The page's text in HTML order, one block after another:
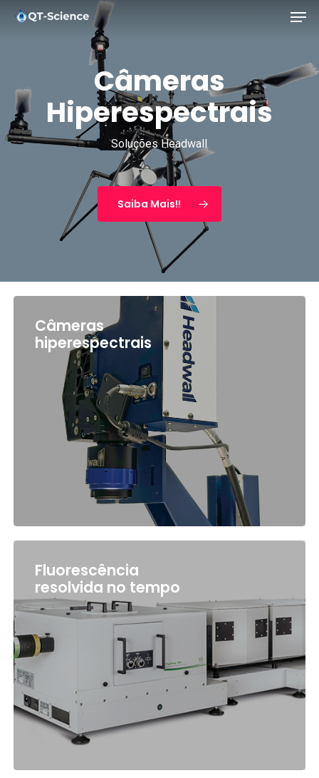
Skip
Câmeras
Hiperespectrais
Soluções Headwall
Saiba Mais!!
Câmeras
hiperespectrais
Fluorescência
resolvida no tempo